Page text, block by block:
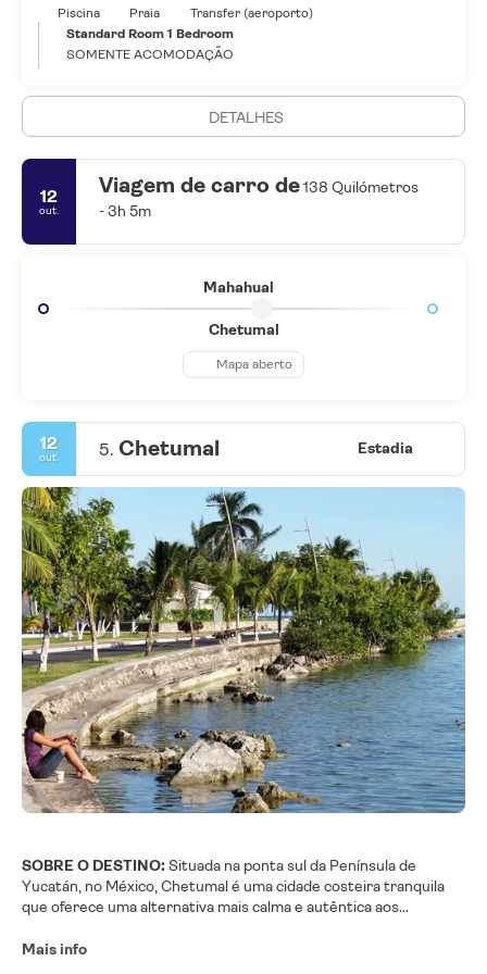
Piscina Praia
Transfer (aeroporto)
Standard Room 1 Bedroom
SOMENTE ACOMODAÇÃO
DETALHES
12
out.
Viagem de carro de138 Quilómetros
- 3h 5m
Mahahual
Chetumal
Mapa aberto
12
out. 5. Chetumal Estadia
SOBRE O DESTINO:Situada na ponta sul da Península de
Yucatán, no México, Chetumal é uma cidade costeira tranquila
que oferece uma alternativa mais calma e autêntica aos
turquesas da Baía de Chetumal e fazendo fronteira com Belize, a
Mais info